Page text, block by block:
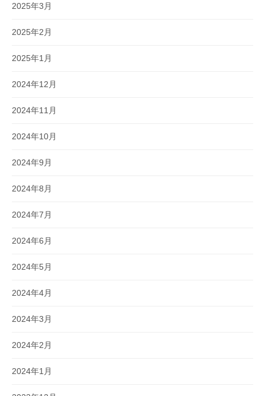
2025年3月
2025年2月
2025年1月
2024年12月
2024年11月
2024年10月
2024年9月
2024年8月
2024年7月
2024年6月
2024年5月
2024年4月
2024年3月
2024年2月
2024年1月